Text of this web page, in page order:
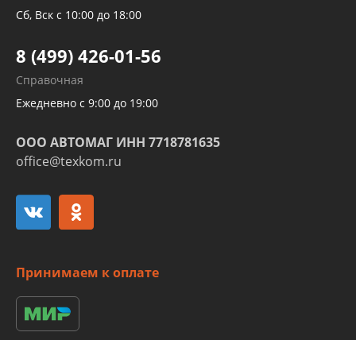
Трубок кондиционеров
Развертка пайка медных стальных
алюминиевых трубок и штуцеров
Сб, Вск с 10:00 до 18:00
8 (499) 426-01-56
Справочная
Ежедневно с 9:00 до 19:00
ООО АВТОМАГ ИНН 7718781635
office@texkom.ru
Принимаем к оплате